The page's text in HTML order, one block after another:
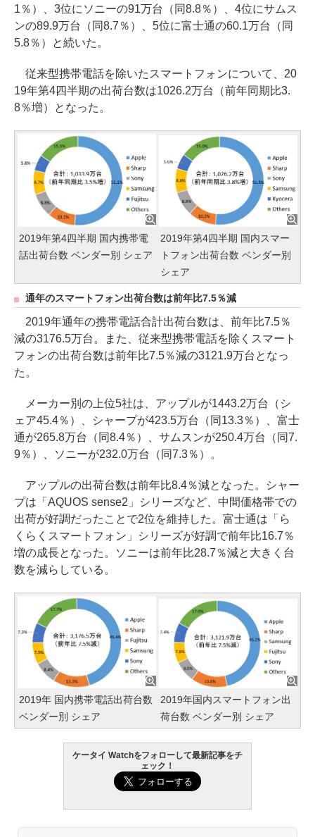
1％）、3位にソニーの91万台（同8.8％）、4位にサムス
ンの89.9万台（同8.7％）、5位に富士通の60.1万台（同
5.8％）と続いた。
従来型携帯電話を除いたスマートフォンについて、20
19年第4四半期の出荷台数は1026.2万台（前年同期比3.
8％増）となった。
2019年第4四半期 国内携帯電
話出荷台数 ベンダー別 シェア
2019年第4四半期 国内スマー
トフォン出荷台数 ベンダー別
シェア
通年のスマートフォン出荷台数は前年比7.5％減
2019年通年の携帯電話合計出荷台数は、前年比7.5％
減の3176.5万台。また、従来型携帯電話を除くスマート
フォンの出荷台数は前年比7.5％減の3121.9万台となっ
た。
メーカー別の上位5社は、アップルが1443.2万台（シ
ェア45.4％）、シャープが423.5万台（同13.3％）、富士
通が265.8万台（同8.4％）、サムスンが250.4万台（同7.
9％）、ソニーが232.0万台（同7.3％）。
アップルの出荷台数は前年比8.4％減となった。シャー
プは「AQUOS sense2」シリーズなど、中間価格帯での
出荷が好調だったことで2位を維持した。富士通は「ら
くらくスマートフォン」シリーズが好調で前年比16.7％
増の成長となった。ソニーは前年比28.7％減と大きく台
数を減らしている。
2019年 国内携帯電話出荷台数
ベンダー別 シェア
2019年国内スマートフォン出
荷台数 ベンダー別 シェア
ケータイ Watchをフォローして最新記事をチ
ェック！